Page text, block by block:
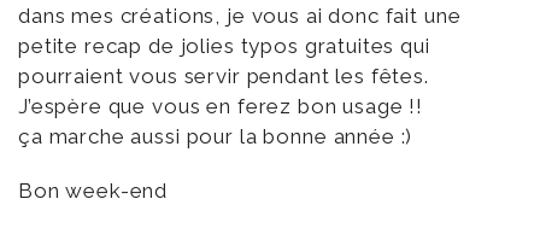
dans mes créations, je vous ai donc fait une
petite recap de jolies typos gratuites qui
pourraient vous servir pendant les fêtes.
J’espère que vous en ferez bon usage !!
ça marche aussi pour la bonne année :)
Bon week-end